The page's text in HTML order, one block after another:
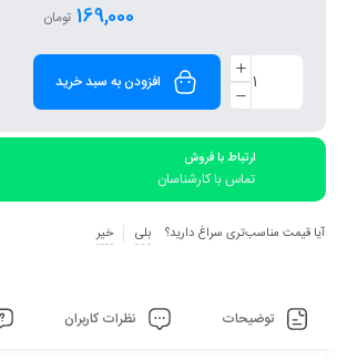
169,000 تومان
افزودن به سبد خرید
ارتباط با فروش
تماس با کارشناسان
آیا قیمت مناسب‌تری سراغ دارید؟ بلی خیر
توضیحات نظرات کاربران